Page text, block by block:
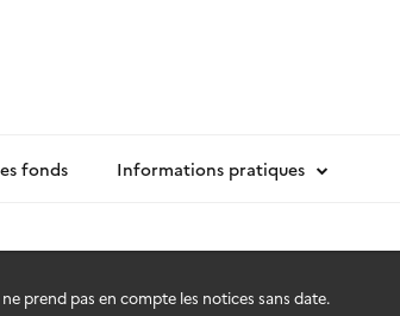
fonds Informations pratiques
prend pas en compte les notices sans date.